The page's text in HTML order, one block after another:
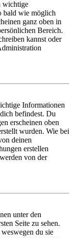
wichtige
bald wie möglich
ganz oben in
Bereich.
kannst oder
Informationen
befindest. Du
erscheinen oben
wurden. Wie bei
deinen
erstellen
von der
unter den
Seite zu sehen.
du sie